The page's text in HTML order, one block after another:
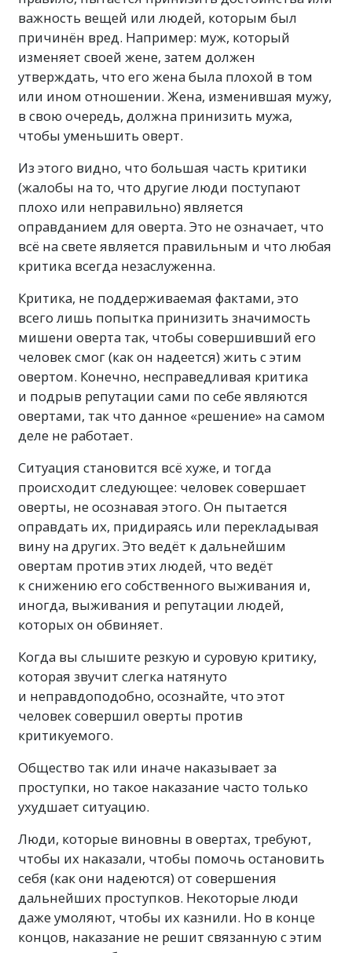
важность вещей или людей, которым был
причинён вред. Например: муж, который
изменяет своей жене, затем должен
утверждать, что его жена была плохой в том
или ином отношении. Жена, изменившая мужу,
в свою очередь, должна принизить мужа,
чтобы уменьшить оверт.
Из этого видно, что большая часть критики
(жалобы на то, что другие люди поступают
плохо или неправильно) является
оправданием для оверта. Это не означает, что
всё на свете является правильным и что любая
критика всегда незаслуженна.
Критика, не поддерживаемая фактами, это
всего лишь попытка принизить значимость
мишени оверта так, чтобы совершивший его
человек смог (как он надеется) жить с этим
овертом. Конечно, несправедливая критика
и подрыв репутации сами по себе являются
овертами, так что данное «решение» на самом
деле не работает.
Ситуация становится всё хуже, и тогда
происходит следующее: человек совершает
оверты, не осознавая этого. Он пытается
оправдать их, придираясь или перекладывая
вину на других. Это ведёт к дальнейшим
овертам против этих людей, что ведёт
к снижению его собственного выживания и,
иногда, выживания и репутации людей,
которых он обвиняет.
Когда вы слышите резкую и суровую критику,
которая звучит слегка натянуто
и неправдоподобно, осознайте, что этот
человек совершил оверты против
критикуемого.
Общество так или иначе наказывает за
проступки, но такое наказание часто только
ухудшает ситуацию.
Люди, которые виновны в овертах, требуют,
чтобы их наказали, чтобы помочь остановить
себя (как они надеются) от совершения
дальнейших проступков. Некоторые люди
даже умоляют, чтобы их казнили. Но в конце
концов, наказание не решит связанную с этим